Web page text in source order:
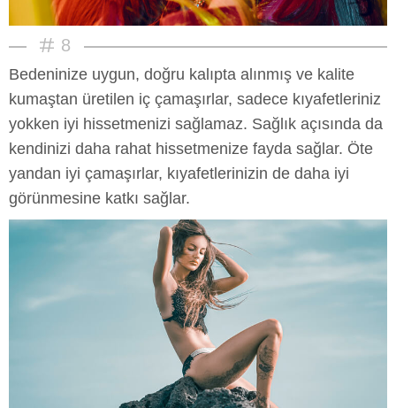
8
Bedeninize uygun, doğru kalıpta alınmış ve kalite
kumaştan üretilen iç çamaşırlar, sadece kıyafetleriniz
yokken iyi hissetmenizi sağlamaz. Sağlık açısında da
kendinizi daha rahat hissetmenize fayda sağlar. Öte
yandan iyi çamaşırlar, kıyafetlerinizin de daha iyi
görünmesine katkı sağlar.